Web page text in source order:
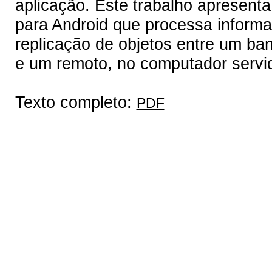
aplicação. Este trabalho
para Android que processa
replicação de objetos entre um
e um remoto, no computador
Texto completo: PDF